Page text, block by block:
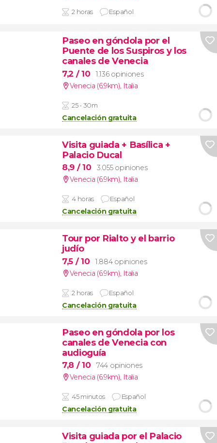
2 horas Español
Paseo en góndola por el
Puente de los Suspiros y los
canales de Venecia
7,2 / 10
1.136 opiniones
Venecia (6.9km), Italia
25 - 30m
Cancelación gratuita
Visita guiada + Basílica +
Palacio Ducal
8,9 / 10
3.055 opiniones
Venecia (6.9km), Italia
4 horas Español
Cancelación gratuita
Tour por Rialto y el barrio
judío
7,5 / 10
1.884 opiniones
Venecia (6.9km), Italia
2 horas Español
Cancelación gratuita
Paseo en góndola por los
canales de Venecia con
audioguía
7,8 / 10
744 opiniones
Venecia (6.9km), Italia
45 minutos Español
Cancelación gratuita
Visita guiada por el Palacio